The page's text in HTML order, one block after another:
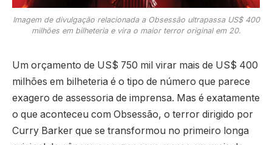
Imagem de divulgação relacionada a Obsessão ultrapassa US$ 400
milhões em bilheteria e vira o maior terror original em 20.
Um orçamento de US$ 750 mil virar mais de US$ 400
milhões em bilheteria é o tipo de número que parece
exagero de assessoria de imprensa. Mas é exatamente
o que aconteceu com Obsessão, o terror dirigido por
Curry Barker que se transformou no primeiro longa